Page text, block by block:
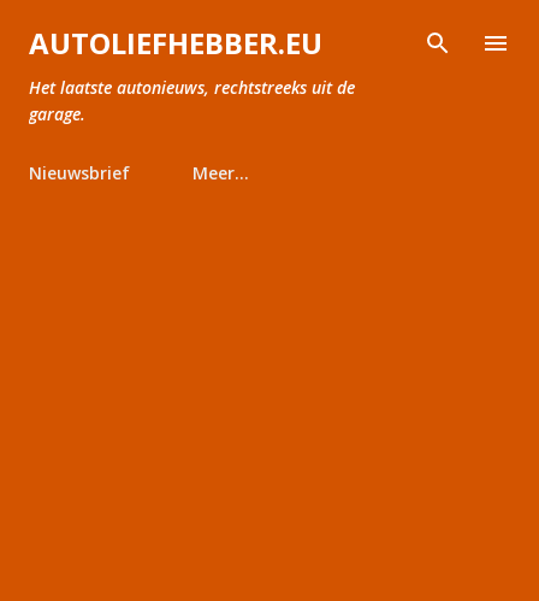
Doorgaan naar hoofdcontent
AUTOLIEFHEBBER.EU
Het laatste autonieuws, rechtstreeks uit de
garage.
Nieuwsbrief Meer…